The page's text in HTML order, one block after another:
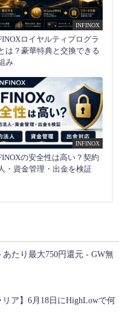
INFINOX
ロイヤルティプログラ
は？豪華特典と交換できる
み
INFINOX
の安全性は高い？契約
・資金管理・出金を検証
あたり最大750円還元 - GW無
リア】6月18日にHighLowで何